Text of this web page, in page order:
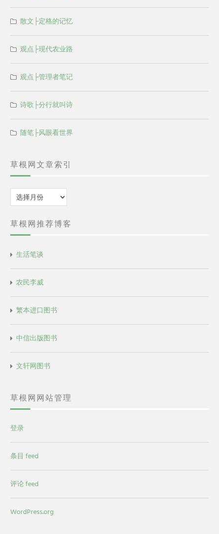
散文├定格的记忆
观点├现代农业路
观点├管理者笔记
诗歌├分行就叫诗
随笔├风眼看世界
草根网文章索引
归
档
草根网推荐博客
生活笔谈
农民李威
繁本进口图书
中信出版图书
文轩网图书
草根网网站管理
登录
条目 feed
评论 feed
WordPress.org